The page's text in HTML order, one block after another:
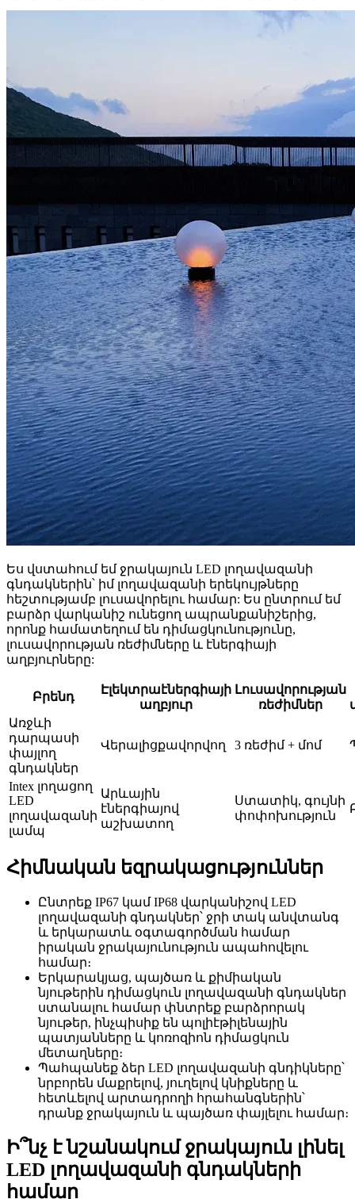
Ես վստահում եմ ջրակայուն LED լողավազանի
գնդակներին՝ իմ լողավազանի երեկույթները
հեշտությամբ լուսավորելու համար: Ես ընտրում եմ
բարձր վարկանիշ ունեցող ապրանքանիշերից,
որոնք համատեղում են դիմացկունությունը,
լուսավորության ռեժիմները և էներգիայի
աղբյուրները:
Բրենդ
Էլեկտրաէներգիայի
աղբյուր
Լուսավորության
ռեժիմներ
Առջևի
դարպասի
փայլող
գնդակներ
Վերալիցքավորվող 3 ռեժիմ + մոմ
Intex լողացող
LED
լողավազանի
լամպ
Արևային
էներգիայով
աշխատող
Ստատիկ, գույնի
փոփոխություն
Հիմնական եզրակացություններ
Ընտրեք IP67 կամ IP68 վարկանիշով LED
լողավազանի գնդակներ՝ ջրի տակ անվտանգ
և երկարատև օգտագործման համար
իրական ջրակայունություն ապահովելու
համար։
Երկարակյաց, պայծառ և քիմիական
նյութերին դիմացկուն լողավազանի գնդակներ
ստանալու համար փնտրեք բարձրորակ
նյութեր, ինչպիսիք են պոլիէթիլենային
պատյանները և կոռոզիոն դիմացկուն
մետաղները։
Պահպանեք ձեր LED լողավազանի գնդիկները՝
նրբորեն մաքրելով, յուղելով կնիքները և
հետևելով արտադրողի հրահանգներին՝
դրանք ջրակայուն և պայծառ փայլելու համար։
Ի՞նչ է նշանակում ջրակայուն լինել
LED լողավազանի գնդակների
համար